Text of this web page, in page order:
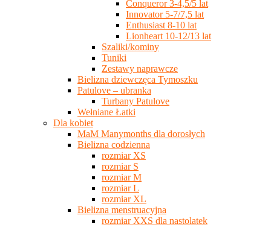
Conqueror 3-4,5/5 lat
Innovator 5-7/7,5 lat
Enthusiast 8-10 lat
Lionheart 10-12/13 lat
Szaliki/kominy
Tuniki
Zestawy naprawcze
Bielizna dziewczęca Tymoszku
Patulove – ubranka
Turbany Patulove
Wełniane Łatki
Dla kobiet
MaM Manymonths dla dorosłych
Bielizna codzienna
rozmiar XS
rozmiar S
rozmiar M
rozmiar L
rozmiar XL
Bielizna menstruacyjna
rozmiar XXS dla nastolatek